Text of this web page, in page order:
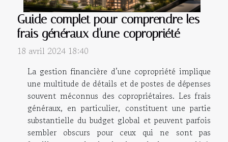
Guide complet pour comprendre les
frais généraux d'une copropriété
18 avril 2024 18:40
La gestion financière d’une copropriété implique
une multitude de détails et de postes de dépenses
souvent méconnus des copropriétaires. Les frais
généraux, en particulier, constituent une partie
substantielle du budget global et peuvent parfois
sembler obscurs pour ceux qui ne sont pas